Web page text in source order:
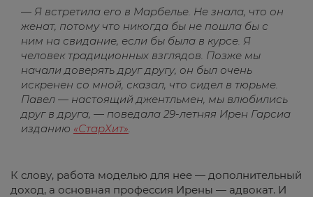
— Я встретила его в Марбелье. Не знала, что он
женат, потому что никогда бы не пошла бы с
ним на свидание, если бы была в курсе. Я
человек традиционных взглядов. Позже мы
начали доверять друг другу, он был очень
искренен со мной, сказал, что сидел в тюрьме.
Павел — настоящий джентльмен, мы влюбились
друг в друга, — поведала 29-летняя Ирен Гарсиа
изданию «СтарХит».
К слову, работа моделью для нее — дополнительный
доход, а основная профессия Ирены — адвокат. И